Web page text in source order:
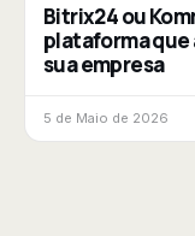
Bitrix24 ou
plataforma que
sua empresa
5 de Maio de 2026